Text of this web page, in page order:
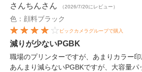
さんちんさん （2026/7/20にレビュー）
色：顔料ブラック
ビックカメラグループで購入
減りが少ないPGBK
職場のプリンターですが、あまりカラー
あんまり減らないPGBKですが、大容量パ